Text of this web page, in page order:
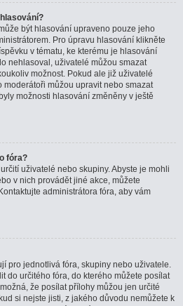
být hlasování upraveno pouze jeho
Pro úpravu hlasování klikněte
v tématu, ke kterému je hlasování
nehlasoval, uživatelé můžou smazat
možnost. Pokud ale již uživatelé
můžou upravit nebo smazat
možnosti hlasování změněny v ještě
fóra?
uživatelé nebo skupiny. Abyste je mohli
v nich provádět jiné akce, můžete
administrátora fóra, aby vám
pro jednotlivá fóra, skupiny nebo uživatele.
do určitého fóra, do kterého můžete posílat
že posílat přílohy můžou jen určité
si nejste jisti, z jakého důvodu nemůžete k